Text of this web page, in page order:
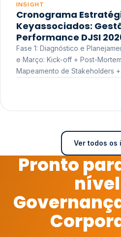
INSIGHT
Cronograma
Keyassociados:
Performance DJSI
Fase 1: Diagnóstico e
e Março: Kick-off + Post-
Mapeamento de Stakeholders
Ver todos os
Pronto